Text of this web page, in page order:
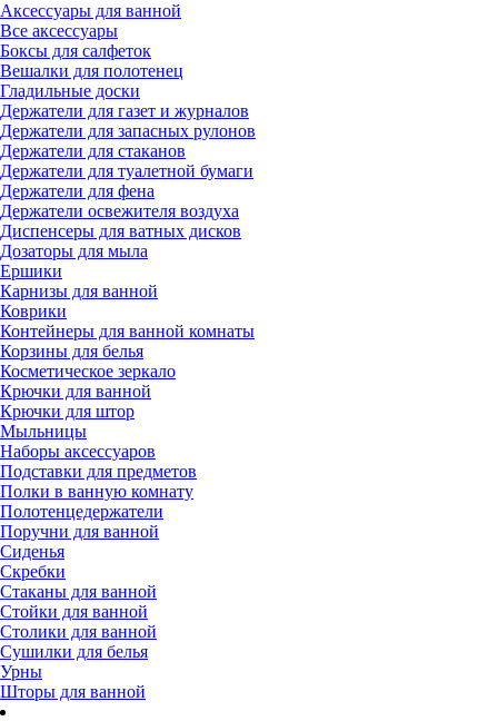
Аксессуары для ванной
Все аксессуары
Боксы для салфеток
Вешалки для полотенец
Гладильные доски
Держатели для газет и журналов
Держатели для запасных рулонов
Держатели для стаканов
Держатели для туалетной бумаги
Держатели для фена
Держатели освежителя воздуха
Диспенсеры для ватных дисков
Дозаторы для мыла
Ершики
Карнизы для ванной
Коврики
Контейнеры для ванной комнаты
Корзины для белья
Косметическое зеркало
Крючки для ванной
Крючки для штор
Мыльницы
Наборы аксессуаров
Подставки для предметов
Полки в ванную комнату
Полотенцедержатели
Поручни для ванной
Сиденья
Скребки
Стаканы для ванной
Стойки для ванной
Столики для ванной
Сушилки для белья
Урны
Шторы для ванной